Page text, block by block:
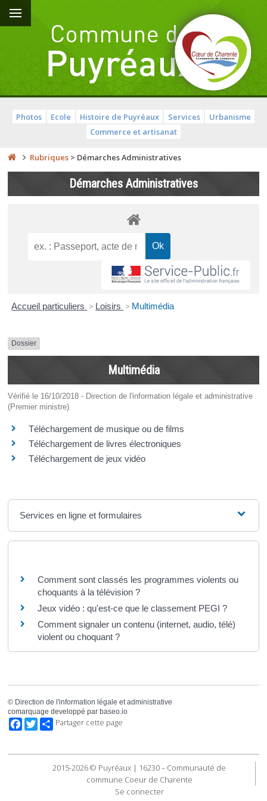
Photos Ecole Histoire de Puyréaux Services
Urbanisme
Commerce et artisanat
Rubriques > Démarches Administratives
Démarches Administratives
Accueil particuliers > Loisirs > Multimédia
Dossier
Multimédia
Vérifié le 16/10/2018 - Direction de l'information légale et administrative
(Premier ministre)
Téléchargement de musique ou de films
Téléchargement de livres électroniques
Téléchargement de jeux vidéo
Services en ligne et formulaires
Comment sont classés les programmes violents ou
choquants à la télévision ?
Jeux vidéo : qu'est-ce que le classement PEGI ?
Comment signaler un contenu (internet, audio, télé)
violent ou choquant ?
© Direction de l'information légale et administrative
comarquage developpé par baseo.io
Facebook
TwitterPartager cette page
2015-2026 © Puyréaux | 16230 – Communauté de
commune Coeur de Charente
Se connecter